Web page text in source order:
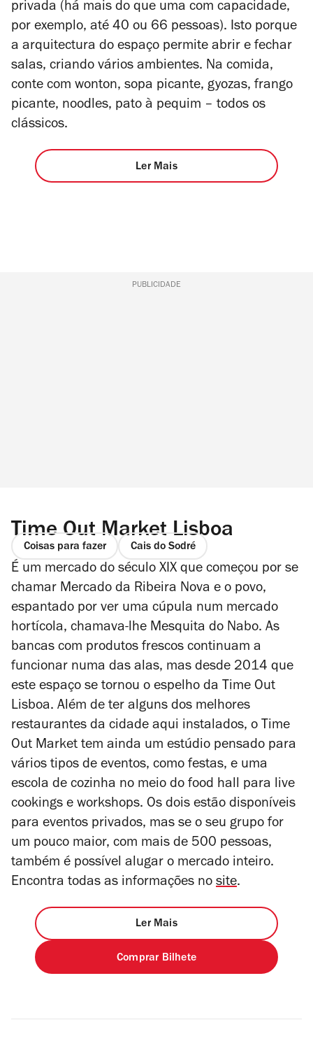
privada (há mais do que uma com capacidade,
por exemplo, até 40 ou 66 pessoas). Isto porque
a arquitectura do espaço permite abrir e fechar
salas, criando vários ambientes. Na comida,
conte com wonton, sopa picante, gyozas, frango
picante, noodles, pato à pequim – todos os
clássicos.
Ler Mais
PUBLICIDADE
Time Out Market Lisboa
Coisas para fazer Cais do Sodré
É um mercado do século XIX que começou por se
chamar Mercado da Ribeira Nova e o povo,
espantado por ver uma cúpula num mercado
hortícola, chamava-lhe Mesquita do Nabo. As
bancas com produtos frescos continuam a
funcionar numa das alas, mas desde 2014 que
este espaço se tornou o espelho da Time Out
Lisboa. Além de ter alguns dos melhores
restaurantes da cidade aqui instalados, o Time
Out Market tem ainda um estúdio pensado para
vários tipos de eventos, como festas, e uma
escola de cozinha no meio do food hall para live
cookings e workshops. Os dois estão disponíveis
para eventos privados, mas se o seu grupo for
um pouco maior, com mais de 500 pessoas,
também é possível alugar o mercado inteiro.
Encontra todas as informações no site.
Ler Mais
Comprar Bilhete